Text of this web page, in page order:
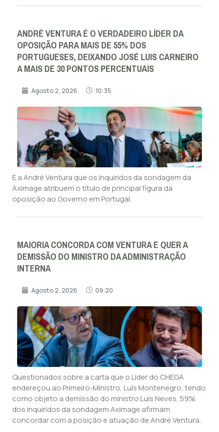
ANDRÉ VENTURA É O VERDADEIRO LÍDER DA
OPOSIÇÃO PARA MAIS DE 55% DOS
PORTUGUESES, DEIXANDO JOSÉ LUIS CARNEIRO
A MAIS DE 30 PONTOS PERCENTUAIS
Agosto 2, 2026 10:35
É a André Ventura que os inquiridos da sondagem da
Aximage atribuem o título de principal figura da
oposição ao Governo em Portugal.
MAIORIA CONCORDA COM VENTURA E QUER A
DEMISSÃO DO MINISTRO DA ADMINISTRAÇÃO
INTERNA
Agosto 2, 2026 09:20
Questionados sobre a carta que o Líder do CHEGA
endereçou ao Primeiro-Ministro, Luís Montenegro, tendo
como objeto a demissão do ministro Luís Neves, 59%
dos inquiridos da sondagem Aximage afirmam
concordar com a posição e atuação de André Ventura.